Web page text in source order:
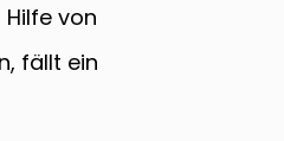
von
fällt ein